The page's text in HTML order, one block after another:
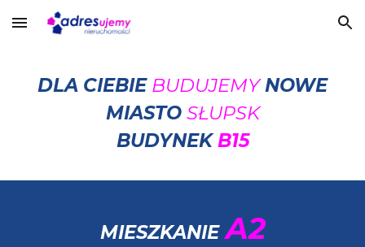
Skip to main content Skip to navigation
DLA CIEBIEBUDUJEMYNOWE
MIASTO SŁUPSK
BUDYNEKB15
MIESZKANIE A2